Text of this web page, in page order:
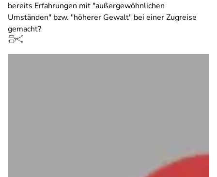
bereits Erfahrungen mit "außergewöhnlichen
Umständen" bzw. "höherer Gewalt" bei einer Zugreise
gemacht?